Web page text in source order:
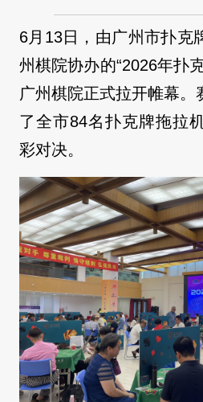
6月13日，由广州市扑克
州棋院协办的“2026年扑
广州棋院正式拉开帷幕。
了全市84名扑克牌拖拉
彩对决。